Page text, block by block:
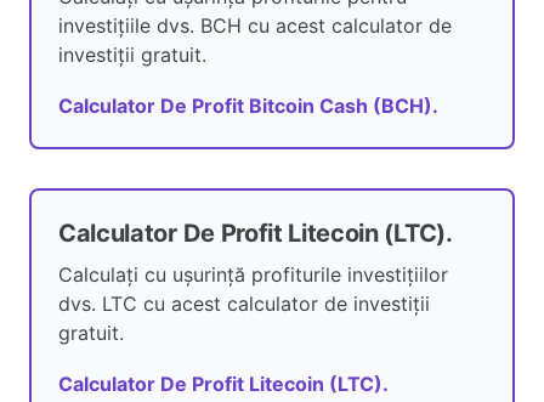
investițiile dvs. BCH cu acest calculator de
investiții gratuit.
Calculator De Profit Bitcoin Cash (BCH).
Calculator De Profit Litecoin (LTC).
Calculați cu ușurință profiturile investițiilor
dvs. LTC cu acest calculator de investiții
gratuit.
Calculator De Profit Litecoin (LTC).